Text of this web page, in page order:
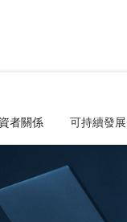
者關係 可持續發展